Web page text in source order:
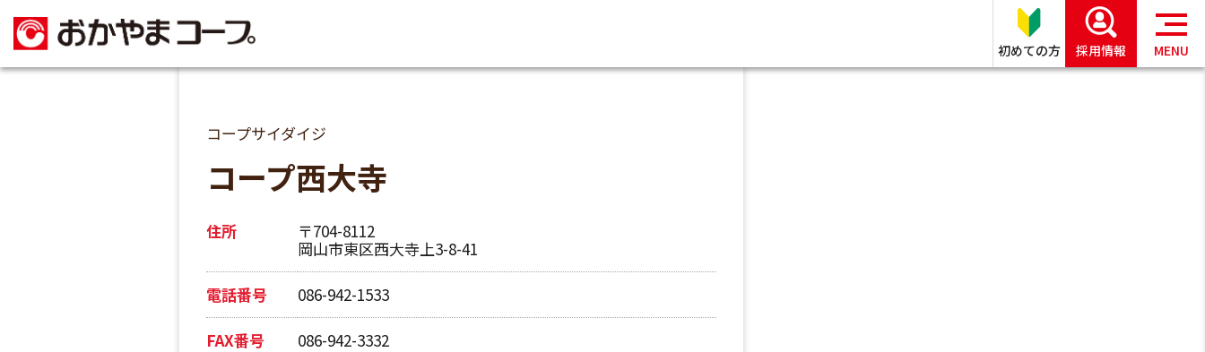
初めての方 採用情報 MENU
コープサイダイジ
コープ西大寺
住所
〒704-8112
岡山市東区西大寺上3-8-41
電話番号 086-942-1533
FAX番号 086-942-3332